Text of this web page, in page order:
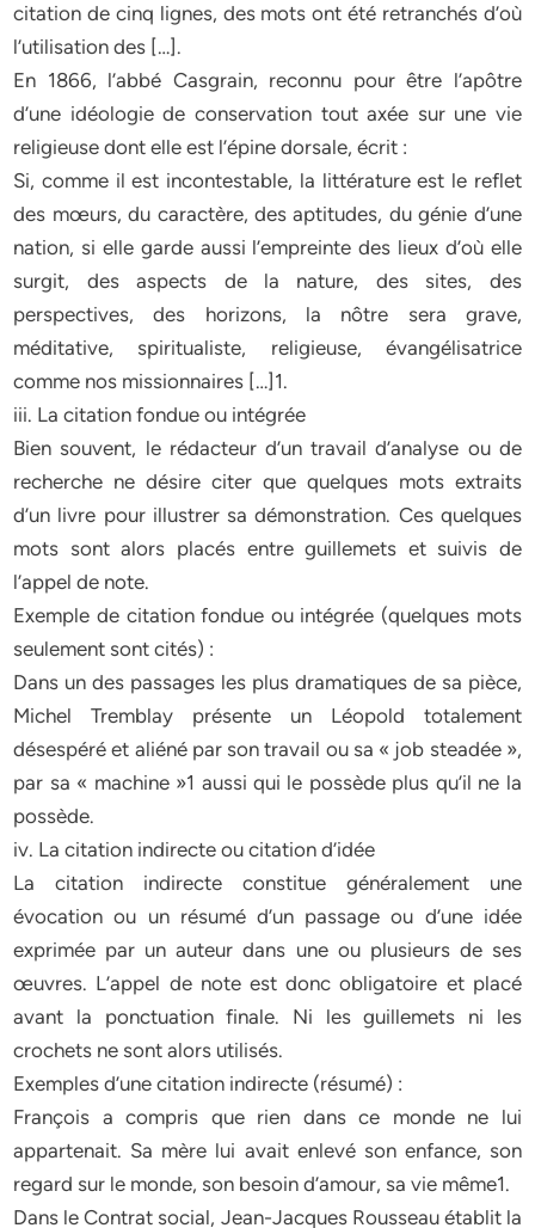
citation de cinq lignes, des mots ont été retranchés d’où
l’utilisation des […].
En 1866, l’abbé Casgrain, reconnu pour être l’apôtre
d’une idéologie de conservation tout axée sur une vie
religieuse dont elle est l’épine dorsale, écrit :
Si, comme il est incontestable, la littérature est le reflet
des mœurs, du caractère, des aptitudes, du génie d’une
nation, si elle garde aussi l’empreinte des lieux d’où elle
surgit, des aspects de la nature, des sites, des
perspectives, des horizons, la nôtre sera grave,
méditative, spiritualiste, religieuse, évangélisatrice
comme nos missionnaires […]1.
iii. La citation fondue ou intégrée
Bien souvent, le rédacteur d’un travail d’analyse ou de
recherche ne désire citer que quelques mots extraits
d’un livre pour illustrer sa démonstration. Ces quelques
mots sont alors placés entre guillemets et suivis de
l’appel de note.
Exemple de citation fondue ou intégrée (quelques mots
seulement sont cités) :
Dans un des passages les plus dramatiques de sa pièce,
Michel Tremblay présente un Léopold totalement
désespéré et aliéné par son travail ou sa « job steadée »,
par sa « machine »1 aussi qui le possède plus qu’il ne la
possède.
iv. La citation indirecte ou citation d’idée
La citation indirecte constitue généralement une
évocation ou un résumé d’un passage ou d’une idée
exprimée par un auteur dans une ou plusieurs de ses
œuvres. L’appel de note est donc obligatoire et placé
avant la ponctuation finale. Ni les guillemets ni les
crochets ne sont alors utilisés.
Exemples d’une citation indirecte (résumé) :
François a compris que rien dans ce monde ne lui
appartenait. Sa mère lui avait enlevé son enfance, son
regard sur le monde, son besoin d’amour, sa vie même1.
Dans le Contrat social, Jean-Jacques Rousseau établit la